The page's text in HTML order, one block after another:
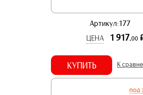
Артикул:177
ЦЕНА
1 917.00
КУПИТЬ К
под